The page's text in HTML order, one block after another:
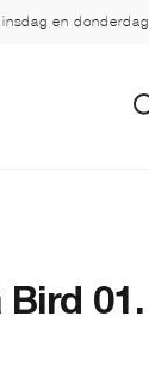
en donderdag
Bird 01.